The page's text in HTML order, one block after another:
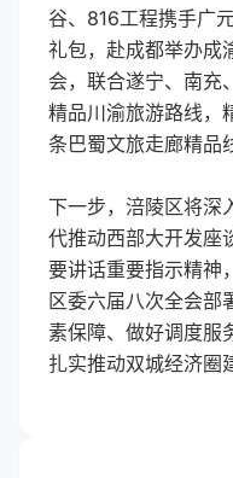
谷、816工程携手广
礼包，赴成都举办成
会，联合遂宁、南充
精品川渝旅游路线，
条巴蜀文旅走廊精品
下一步，涪陵区将深
代推动西部大开发座
要讲话重要指示精神
区委六届八次全会部
素保障、做好调度服
扎实推动双城经济圈